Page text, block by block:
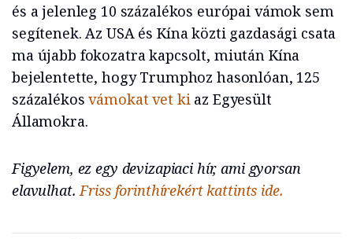
és a jelenleg 10 százalékos európai vámok sem
segítenek. Az USA és Kína közti gazdasági csata
ma újabb fokozatra kapcsolt, miután Kína
bejelentette, hogy Trumphoz hasonlóan, 125
százalékosvámokat vet ki az Egyesült
Államokra.
Figyelem, ez egy devizapiaci hír, ami gyorsan
elavulhat.Friss forinthírekért kattints ide.